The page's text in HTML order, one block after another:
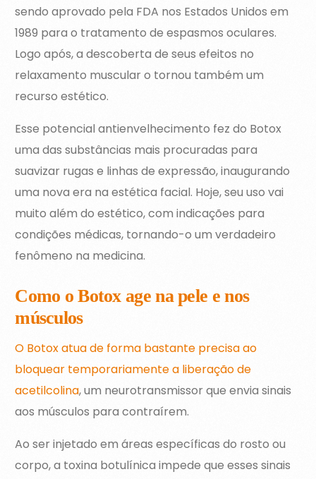
sendo aprovado pela FDA nos Estados Unidos em
1989 para o tratamento de espasmos oculares.
Logo após, a descoberta de seus efeitos no
relaxamento muscular o tornou também um
recurso estético.
Esse potencial antienvelhecimento fez do Botox
uma das substâncias mais procuradas para
suavizar rugas e linhas de expressão, inaugurando
uma nova era na estética facial. Hoje, seu uso vai
muito além do estético, com indicações para
condições médicas, tornando-o um verdadeiro
fenômeno na medicina.
Como o Botox age na pele e nos
músculos
O Botox atua de forma bastante precisa ao
bloquear temporariamente a liberação de
acetilcolina, um neurotransmissor que envia sinais
aos músculos para contraírem.
Ao ser injetado em áreas específicas do rosto ou
corpo, a toxina botulínica impede que esses sinais